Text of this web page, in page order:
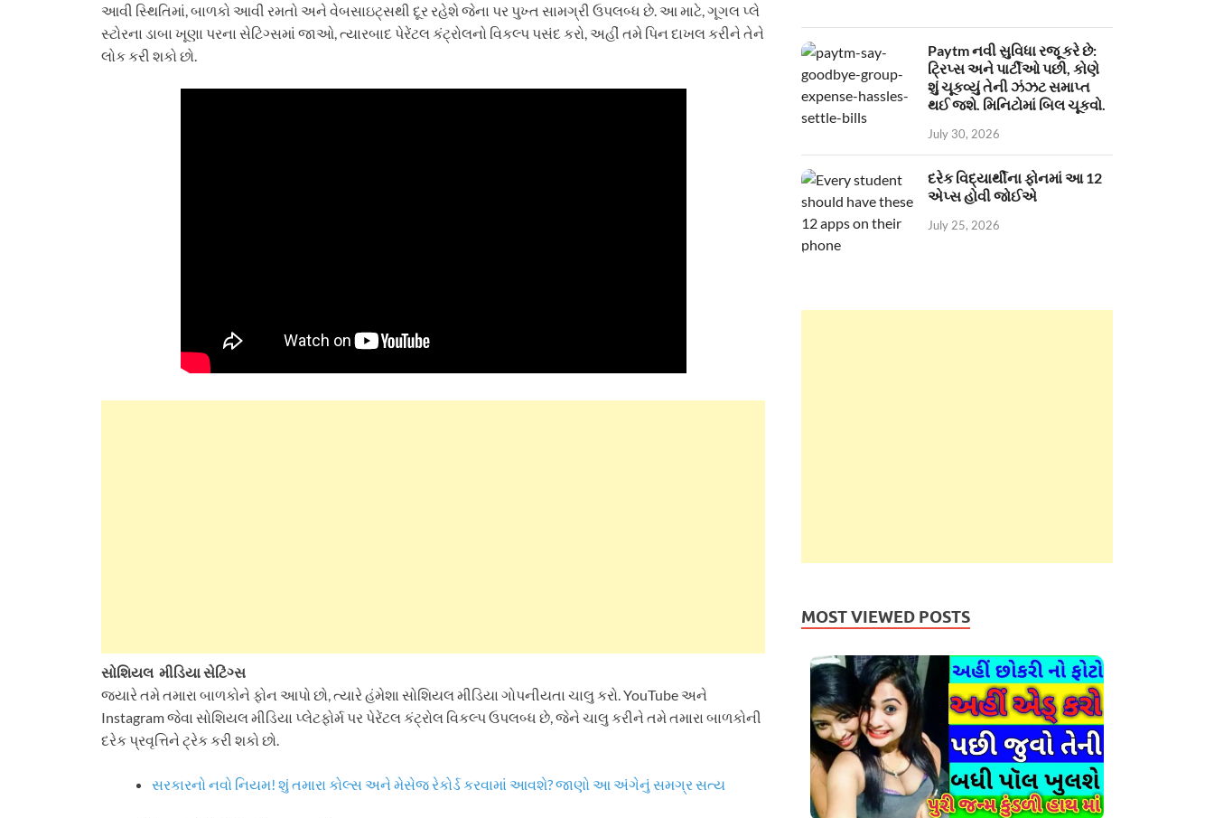
આવી સ્થિતિમાં, બાળકો આવી રમતો અને વેબસાઇટ્સથી દૂર રહેશે જેના પર પુખ્ત સામગ્રી ઉપલબ્ધ છે. આ માટે, ગૂગલ પ્લે
સ્ટોરના ડાબા ખૂણા પરના સેટિંગ્સમાં જાઓ, ત્યારબાદ પેરેંટલ કંટ્રોલનો વિકલ્પ પસંદ કરો, અહીં તમે પિન દાખલ કરીને તેને
લોક કરી શકો છો.
સોશિયલ મીડિયા સેટિંગ્સ
જ્યારે તમે તમારા બાળકોને ફોન આપો છો, ત્યારે હંમેશા સોશિયલ મીડિયા ગોપનીયતા ચાલુ કરો. YouTube અને
Instagram જેવા સોશિયલ મીડિયા પ્લેટફોર્મ પર પેરેંટલ કંટ્રોલ વિકલ્પ ઉપલબ્ધ છે, જેને ચાલુ કરીને તમે તમારા બાળકોની
દરેક પ્રવૃત્તિને ટ્રેક કરી શકો છો.
સરકારનો નવો નિયમ! શું તમારા કોલ્સ અને મેસેજ રેકોર્ડ કરવામાં આવશે? જાણો આ અંગેનું સમગ્ર સત્ય
Paytm નવી સુવિધા રજૂ કરે છે:
ટ્રિપ્સ અને પાર્ટીઓ પછી, કોણે
શું ચૂકવ્યું તેની ઝંઝટ સમાપ્ત
થઈ જશે. મિનિટોમાં બિલ ચૂકવો.
July 30, 2026
દરેક વિદ્યાર્થીના ફોનમાં આ 12
એપ્સ હોવી જોઈએ
July 25, 2026
MOST VIEWED POSTS